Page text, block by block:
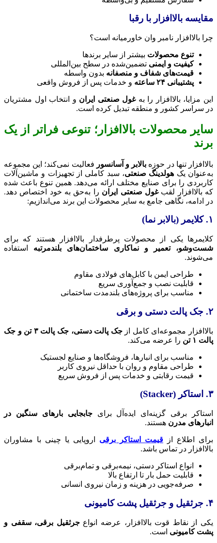
مقایسه بالاافزار با رقبا
چرا بالاافزار نامبر وان خاورمیانه است؟
تنوع محصولات بیشتر از سایر برندها
کیفیت و ایمنی تضمین‌شده در سطح بین‌المللی
قیمت‌های شفاف و منصفانه بدون واسطه
پشتیبانی ۲۴ ساعته
و خدمات پس از فروش واقعی
این مزایا، بالاافزار را بهغول صنعتی ایران و انتخاب اول مشتریان
در سراسر کشور و منطقه تبدیل کرده است.
سایر محصولات بالاافزار؛ تنوعی فراتر از یک
برند
بالاافزار تنها در حوزه بالابر و آسانسور فعالیت نمی‌کند؛ این مجموعه
به‌عنوان یک هولدینگ صنعتی، سبد کاملی از تجهیزات و ماشین‌آلات
کاربردی را برای صنایع مختلف ارائه می‌دهد. همین تنوع باعث شده
که بالاافزار لقبغول صنعتی ایران را به‌حق به خود اختصاص دهد.
در ادامه، نگاهی جامع به سایر محصولات این برند می‌اندازیم:
۱. کلایمر (بالابر نما)
کلایمرها یکی از محصولات پرطرفدار بالاافزار هستند که برای
شست‌وشو، تعمیر و نماکاری ساختمان‌های بلندمرتبه استفاده
می‌شوند.
طراحی ایمن با کابل‌های فولادی مقاوم
قابلیت نصب و جمع‌آوری سریع
مناسب برای پروژه‌های بلندمدت ساختمانی
۲. جک پالت دستی و برقی
بالاافزار مجموعه‌ای کامل از
جک پالت دستی، جک پالت ۳ تن و جک
پالت ۱ تن
را عرضه می‌کند.
مناسب برای انبارها، فروشگاه‌ها و صنایع لجستیک
طراحی مقاوم و روان با حداقل نیروی کاربر
قیمت رقابتی و خدمات پس از فروش سریع
۳. استاکر (Stacker)
استاکر برقی گزینه‌ای ایده‌آل برایجابجایی بارهای سنگین در
انبارهای مدرن هستند.
برای اطلاع از قیمت استاکر برقی اروپایی یا چینی با مشاوران
بالاافزار در تماس باشد.
انواع استاکر دستی، نیمه‌برقی و تمام‌برقی
قابلیت حمل بار تا ارتفاع بالا
صرفه‌جویی در هزینه و زمان نیروی انسانی
۴. جرثقیل و جرثقیل پشت کامیونی
یکی از نقاط قوت بالاافزار، عرضه انواعجرثقیل برقی، سقفی و
پشت کامیونی است.